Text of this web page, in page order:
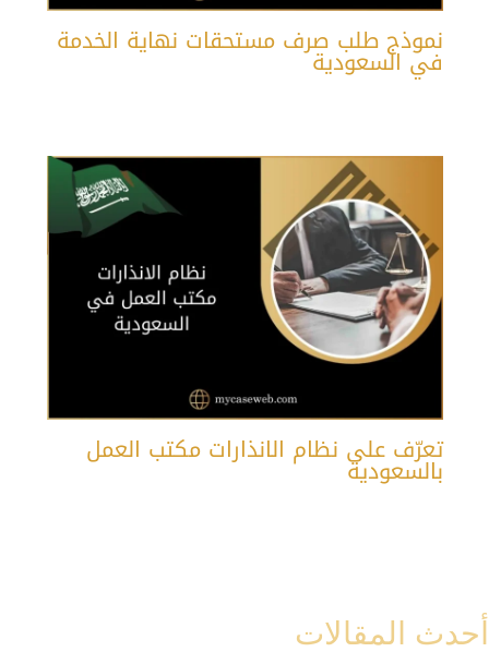
نموذج طلب صرف مستحقات نهاية الخدمة
في السعودية
تعرّف على نظام الانذارات مكتب العمل
بالسعودية
أحدث المقالات